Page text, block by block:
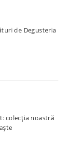
de Degusteria
colecția noastră